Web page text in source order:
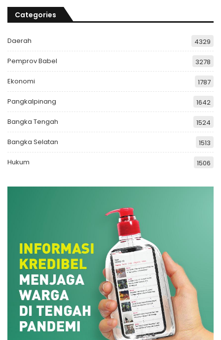
Categories
Daerah 4329
Pemprov Babel 3278
Ekonomi 1787
Pangkalpinang 1642
Bangka Tengah 1524
Bangka Selatan 1513
Hukum 1506